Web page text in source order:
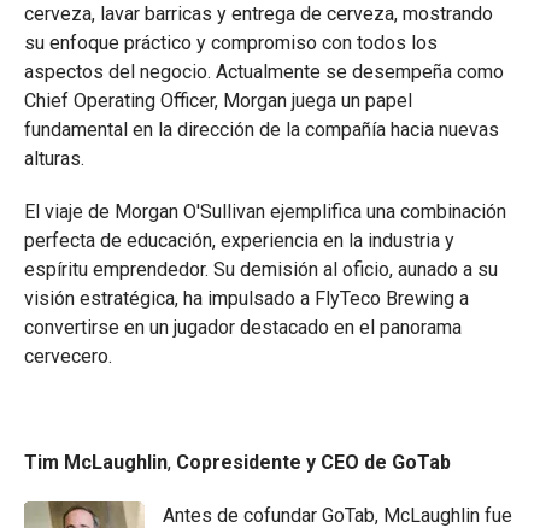
cerveza, lavar barricas y entrega de cerveza, mostrando
su enfoque práctico y compromiso con todos los
aspectos del negocio. Actualmente se desempeña como
Chief Operating Officer, Morgan juega un papel
fundamental en la dirección de la compañía hacia nuevas
alturas.
El viaje de Morgan O'Sullivan ejemplifica una combinación
perfecta de educación, experiencia en la industria y
espíritu emprendedor. Su demisión al oficio, aunado a su
visión estratégica, ha impulsado a FlyTeco Brewing a
convertirse en un jugador destacado en el panorama
cervecero.
Tim McLaughlin, Copresidente y CEO de GoTab
Antes de cofundar GoTab, McLaughlin fue